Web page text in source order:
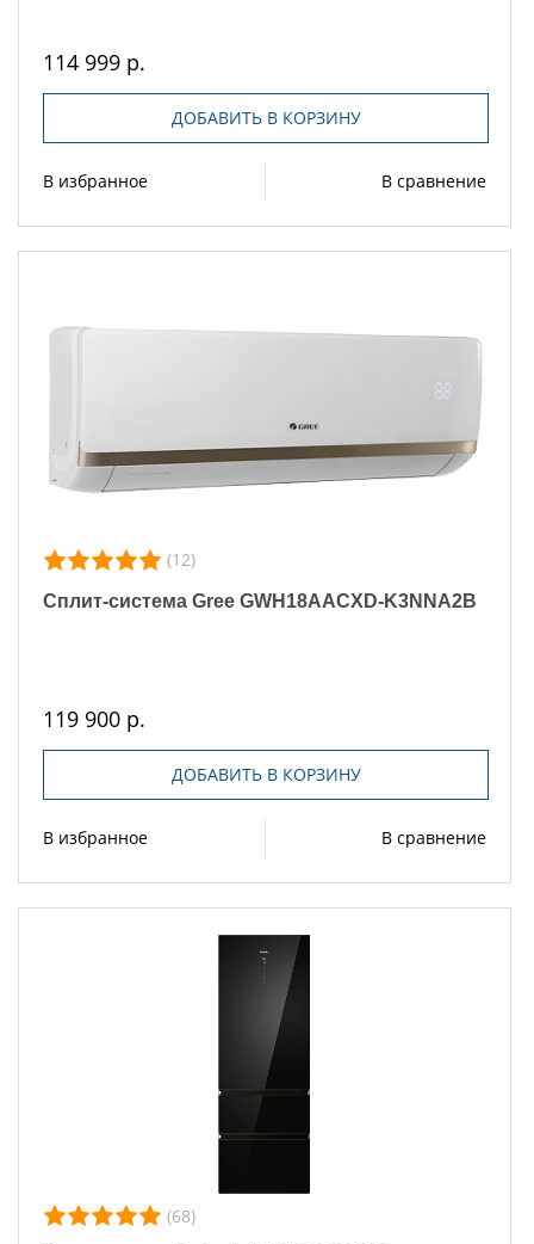
114 999 р.
ДОБАВИТЬ В КОРЗИНУ
В избранное В сравнение
(12)
Сплит-система Gree GWH18AACXD-K3NNA2B
119 900 р.
ДОБАВИТЬ В КОРЗИНУ
В избранное В сравнение
(68)